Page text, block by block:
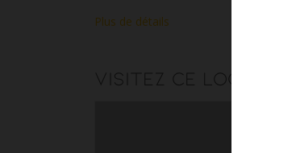
Plus de détails
Visitez ce logement